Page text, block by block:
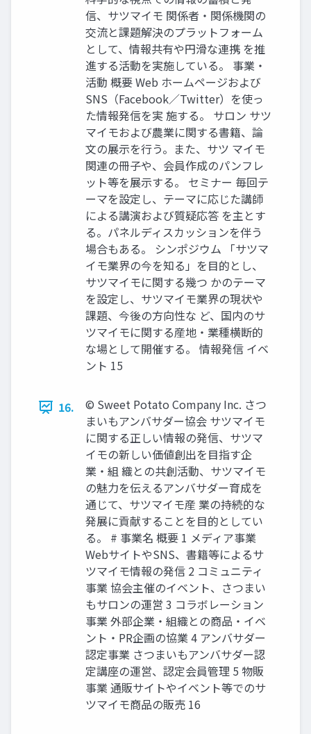
信、サツマイモ 関係者・関係機関の
交流と課題解決のプラットフォーム
として、情報共有や円滑な連携 を推
進する活動を実施している。 事業・
活動 概要 Web ホームページおよび
SNS（Facebook／Twitter）を使っ
た情報発信を実 施する。 サロン サツ
マイモおよび農業に関する書籍、論
文の展示を行う。また、サツ マイモ
関連の冊子や、会員作成のパンフレ
ット等を展示する。 セミナー 毎回テ
ーマを設定し、テーマに応じた講師
による講演および質疑応答 を主とす
る。パネルディスカッションを伴う
場合もある。 シンポジウム 「サツマ
イモ業界の今を知る」を目的とし、
サツマイモに関する幾つ かのテーマ
を設定し、サツマイモ業界の現状や
課題、今後の方向性な ど、国内のサ
ツマイモに関する産地・業種横断的
な場として開催する。 情報発信 イベ
ント 15
16.
© Sweet Potato Company Inc. さつ
まいもアンバサダー協会 サツマイモ
に関する正しい情報の発信、サツマ
イモの新しい価値創出を目指す企
業・組 織との共創活動、サツマイモ
の魅力を伝えるアンバサダー育成を
通じて、サツマイモ産 業の持続的な
発展に貢献することを目的としてい
る。 # 事業名 概要 1 メディア事業
WebサイトやSNS、書籍等によるサ
ツマイモ情報の発信 2 コミュニティ
事業 協会主催のイベント、さつまい
もサロンの運営 3 コラボレーション
事業 外部企業・組織との商品・イベ
ント・PR企画の協業 4 アンバサダー
認定事業 さつまいもアンバサダー認
定講座の運営、認定会員管理 5 物販
事業 通販サイトやイベント等でのサ
ツマイモ商品の販売 16